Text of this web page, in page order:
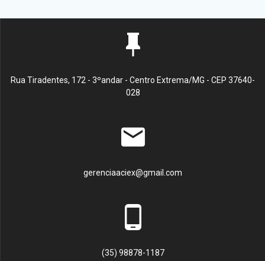
Rua Tiradentes, 172 - 3ºandar - Centro Extrema/MG - CEP 37640-
028
gerenciaaciex@gmail.com
(35) 98878-1187